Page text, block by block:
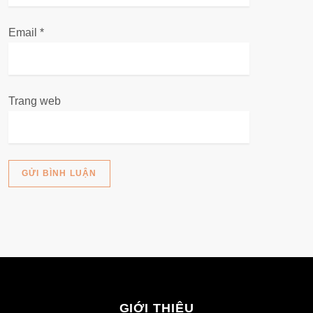
Email *
Trang web
GIỚI THIỆU